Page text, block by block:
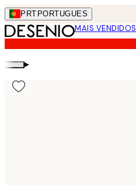
Skip
to
main
content.
PRT PORTUGUES
MAIS VENDIDOS
▸